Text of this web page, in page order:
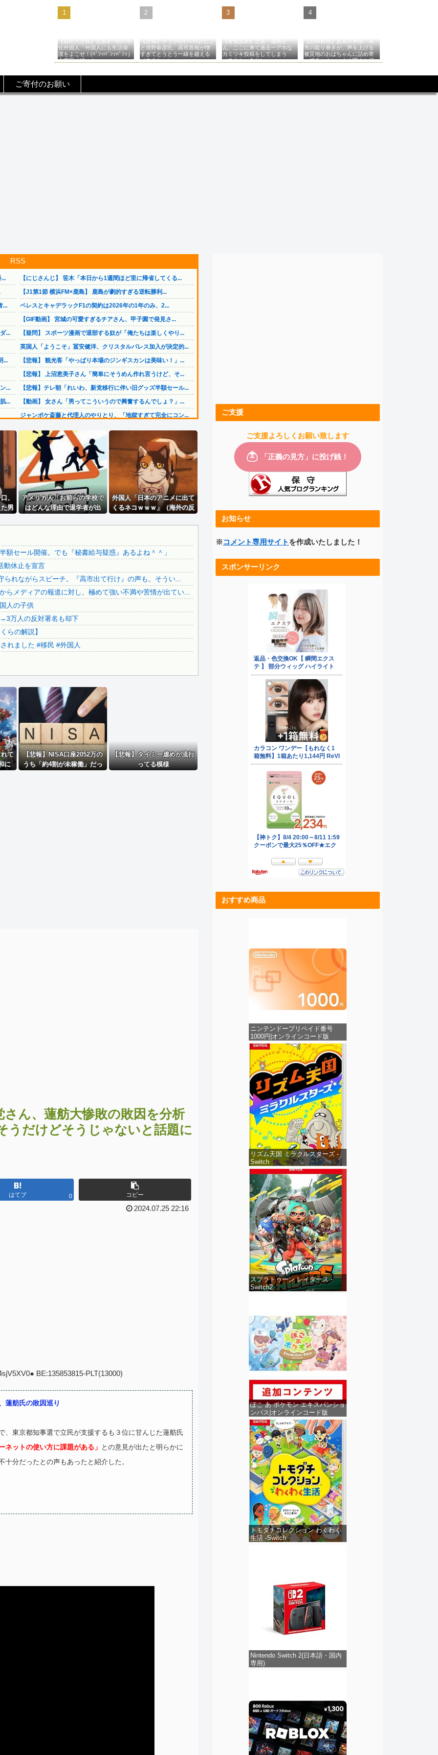
【超絶大悲報】左派&一部の永
住外国人「外国人にも生活保
護をよこせ！(ﾊﾞﾝｯﾊﾞﾝｯﾊﾞﾝｯ」
入管庁「ほーん…」→
【悲報】ナフサ6月ﾂﾑﾂﾑおじこ
と境野春彦氏、高市首相が憎
すぎてとうとう一線を越える
（スクショ）
【脊髄反射】立憲・蓮舫さ
ん、ここに来て過去一アホな
カミツキ投稿をしてしまう
（スクショあり）
【恐怖動画】反高市界隈「高
市の取り巻きが、声を上げる
被災地のおばちゃんに詰め寄
ってるぅ！」→よく聞くと何
ご寄付のお願い
RSS
...
...
...
...
...
...
...
【にじさんじ】 笹木「本日から1週間ほど里に帰省してくる...
【J1第1節 横浜FM×鹿島】 鹿島が劇的すぎる逆転勝利...
ペレスとキャデラックF1の契約は2026年の1年のみ、2...
【GIF動画】 宮城の可愛すぎるチアさん、甲子園で発見さ...
【疑問】 スポーツ漫画で退部する奴が「俺たちは楽しくやり...
英国人「ようこそ」冨安健洋、クリスタルパレス加入が決定的...
【悲報】 観光客「やっぱり本場のジンギスカンは美味い！」...
【悲報】 上沼恵美子さん「簡単にそうめん作れ言うけど、そ...
【悲報】テレ朝「れいわ、新党移行に伴い旧グッズ半額セール...
【動画】 女さん「男ってこういうので興奮するんでしょ？」...
ジャンポケ斎藤と代理人のやりとり、「地獄すぎて完全にコン...
賃貸物件を内覧中、ベランダに出たら突然ゾワッと両腕に鳥肌...
【画像】 日本共産党の街宣車、ほんと碌でもないな
積水ハウス「地面師に55億円騙し取られた…」ワイ「はえー...
【画像】 女漫画家しか描かないバトル漫画のワンシーンが発...
【怒報】 国税庁「あのさぁ！君らがちゃんと納税してくれな...
【悲報】 財務省「レジ都合で消費税を0％にできません！」...
【さようなら】れいわ大石あきこさん、離党報告&活動休止を...
【衝撃】 大阪府警、ミナミの“ベトナムビル”を家宅捜索し...
【動画】熊本県知事「ご遺族、被災者、自治体職員からメディ...
【移民政策反対】イオンの売り場で唐揚げを食う中国人の子供
【炎上】藤沢市「モスク建設と土葬も許可します」→3万人の...
91歳女性の遺体を遺棄したベトナム国籍の男が逮捕されまし...
日本旅行キャンセルすべきか…1万年ぶり史上最大級の火山の...
無気力な韓国代表、オーストリアにも0-1で敗北…3月のA...
3.1節がある月なのに…3月のカレンダーに日本の富士山・...
韓国代表、コートジボワールに0対4で完敗＝韓国の反応
Powered by livedoor 相互RSS
、
男
反
アメリカ人「お前らの学校で
はどんな理由で退学者が出
外国人「日本のアニメに出て
くるネコｗｗｗ」（海外の反
セール開催。でも『秘書給与疑惑』あるよね＾＾」
動休止を宣言
れながらスピーチ。『高市出て行け』の声も。そうい...
メディアの報道に対し、極めて強い不満や苦情が出てい...
人の子供
万人の反対署名も却下
らの解説】
れました #移民 #外国人
て
に
【悲報】NISA口座2052万の
うち「約4割が未稼働」だっ
【悲報】タイミー虐めが流行
ってる模様
ん、蓮舫大惨敗の敗因を分析
うだけどそうじゃないと話題に
はてブ 0 コピー
2024.07.25 22:16
BE:135853815-PLT(13000)
蓮舫氏の敗因巡り
、東京都知事選で立民が支援するも３位に甘んじた蓮舫氏
ネットの使い方に課題がある」 との意見が出たと明らかに
分だったとの声もあったと紹介した。
ご支援
ご支援よろしくお願い致します
お知らせ
※コメント専用サイト を作成いたしました！
スポンサーリンク
おすすめ商品
ニンテンドープリペイド番号
1000円|オンラインコード版
リズム天国 ミラクルスターズ -
Switch
スプラトゥーン レイダース -
Switch2
ぽこ あ ポケモン エキスパンショ
ンパス|オンラインコード版
トモダチコレクション わくわく
生活 -Switch
Nintendo Switch 2(日本語・国内
専用)